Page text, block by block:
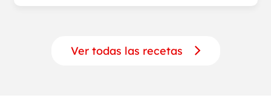
Ver todas las recetas